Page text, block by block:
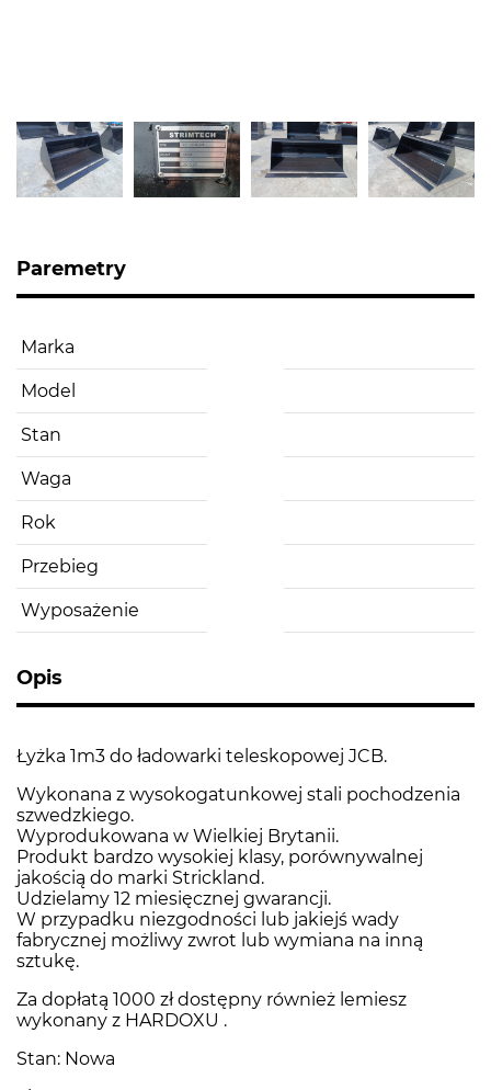
Paremetry
Marka
Model
Stan
Waga
Rok
Przebieg
Wyposażenie
Opis
Łyżka 1m3 do ładowarki teleskopowej JCB.
Wykonana z wysokogatunkowej stali pochodzenia
szwedzkiego.
Wyprodukowana w Wielkiej Brytanii.
Produkt bardzo wysokiej klasy, porównywalnej
jakością do marki Strickland.
Udzielamy 12 miesięcznej gwarancji.
W przypadku niezgodności lub jakiejś wady
fabrycznej możliwy zwrot lub wymiana na inną
sztukę.
Za dopłatą 1000 zł dostępny również lemiesz
wykonany z HARDOXU .
Stan: Nowa